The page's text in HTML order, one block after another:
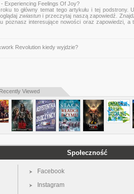
Experiencing Feelings Of Joy?
to główny temat tego artykułu i tej podstrony.
zwiastuni przeczytaj naszą zapowiedź.
poznasz interesujące nowości oraz zapowiedzi, a
Revolution kiedy wyjdzie?
Recently Viewed
Społeczność
Facebook
Instagram